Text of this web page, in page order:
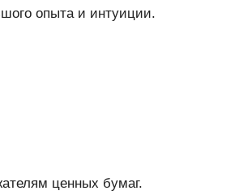
опыта и интуиции.
ценных бумаг.